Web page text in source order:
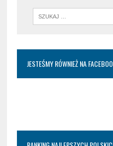
JESTEŚMY RÓWNIEŻ NA